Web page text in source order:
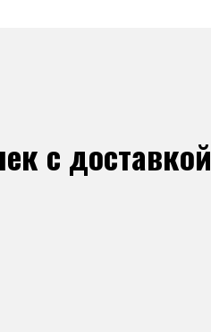
с доставкой